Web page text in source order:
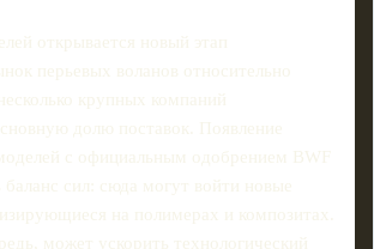
открывается новый этап
перьевых воланов относительно
крупных компаний
долю поставок. Появление
с официальным одобрением BWF
сил: сюда могут войти новые
на полимерах и композитах.
может ускорить технологический